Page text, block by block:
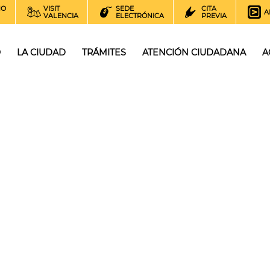
VISIT
VALENCIA
SEDE
ELECTRÓNICA
CITA
PREVIA
LA CIUDAD TRÁMITES ATENCIÓN CIUDADANA